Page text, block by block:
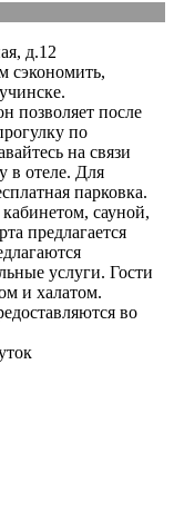
д.12
сэкономить,
позволяет после
по
на связи
в отеле. Для
парковка.
сауной,
предлагается
услуги. Гости
и халатом.
во